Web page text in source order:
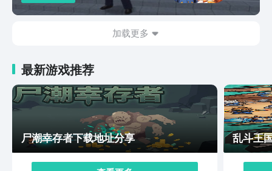
加载更多
最新游戏推荐
尸潮幸存者下载地址分享 乱斗王